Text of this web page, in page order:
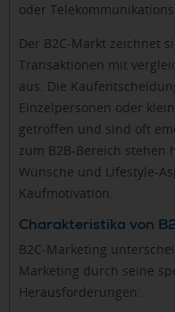
oder
Der B2C-Markt zeichnet
Transaktionen mit
aus. Die
Einzelpersonen oder
getroffen und sind oft
zum B2B-Bereich stehen
Wünsche und Lifestyle-
Kaufmotivation.
Charakteristika von
B2C-Marketing
Marketing durch seine
Herausforderungen: